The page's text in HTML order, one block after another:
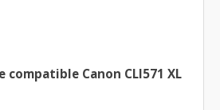
compatible Canon CLI571 XL